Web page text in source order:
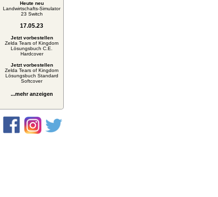
Heute neu
Landwirtschafts-Simulator
23 Switch
17.05.23
Jetzt vorbestellen
Zelda Tears of Kingdom
Lösungsbuch C.E.
Hardcover
Jetzt vorbestellen
Zelda Tears of Kingdom
Lösungsbuch Standard
Softcover
...mehr anzeigen